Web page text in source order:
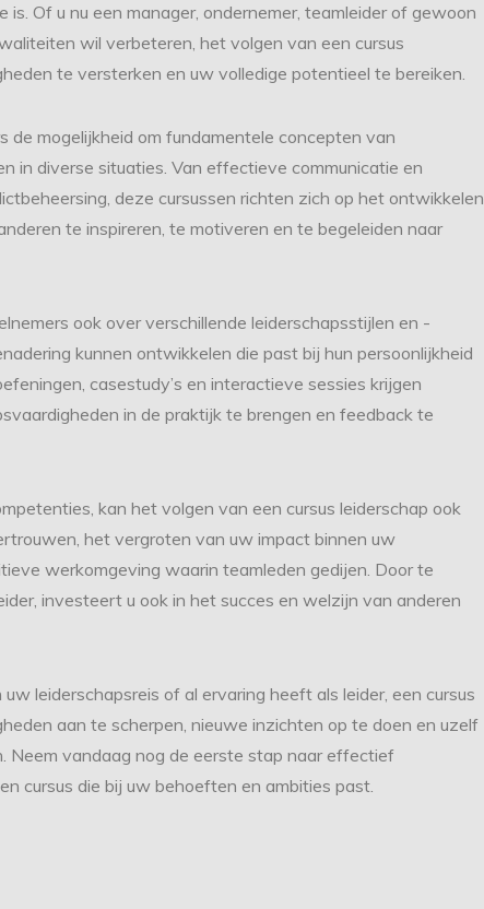
Of u nu een manager, ondernemer, teamleider of gewoon
wil verbeteren, het volgen van een cursus
te versterken en uw volledige potentieel te bereiken.
de mogelijkheid om fundamentele concepten van
in diverse situaties. Van effectieve communicatie en
deze cursussen richten zich op het ontwikkelen
te inspireren, te motiveren en te begeleiden naar
ook over verschillende leiderschapsstijlen en -
kunnen ontwikkelen die past bij hun persoonlijkheid
casestudy’s en interactieve sessies krijgen
in de praktijk te brengen en feedback te
kan het volgen van een cursus leiderschap ook
het vergroten van uw impact binnen uw
werkomgeving waarin teamleden gedijen. Door te
investeert u ook in het succes en welzijn van anderen
leiderschapsreis of al ervaring heeft als leider, een cursus
aan te scherpen, nieuwe inzichten op te doen en uzelf
Neem vandaag nog de eerste stap naar effectief
cursus die bij uw behoeften en ambities past.